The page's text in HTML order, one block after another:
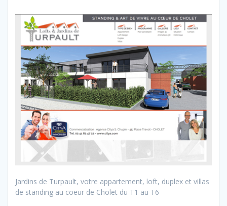
Jardins de Turpault, votre appartement, loft, duplex et villas
de standing au coeur de Cholet du T1 au T6